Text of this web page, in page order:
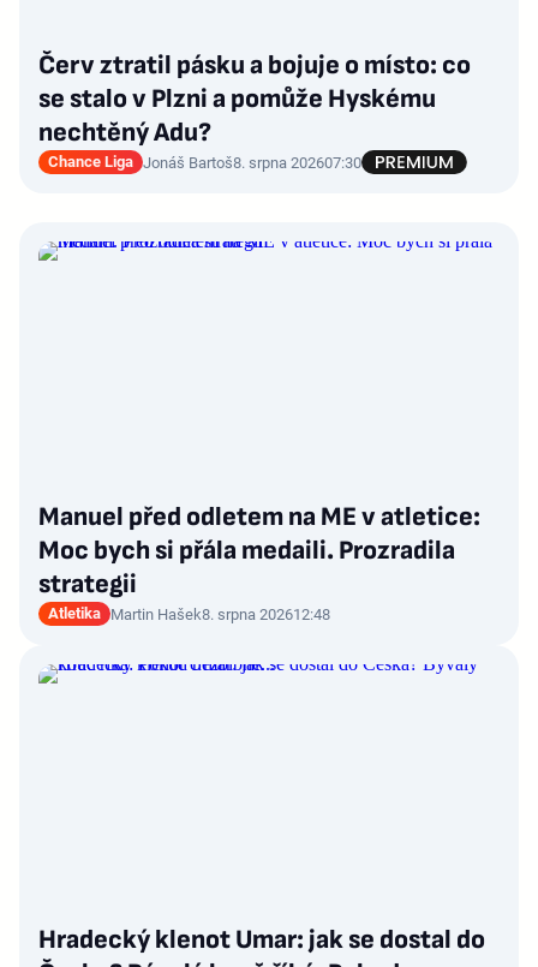
Červ ztratil pásku a bojuje o místo: co
se stalo v Plzni a pomůže Hyskému
nechtěný Adu?
Chance Liga Jonáš Bartoš8. srpna 202607:30
Manuel před odletem na ME v atletice:
Moc bych si přála medaili. Prozradila
strategii
Atletika Martin Hašek8. srpna 202612:48
Hradecký klenot Umar: jak se dostal do